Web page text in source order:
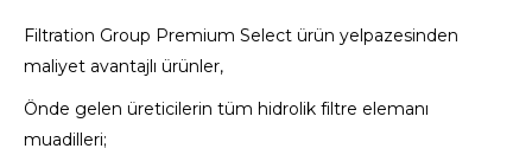
Filtration Group Premium Select ürün yelpazesinden
maliyet avantajlı ürünler,
Önde gelen üreticilerin tüm hidrolik filtre elemanı
muadilleri;